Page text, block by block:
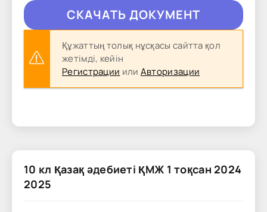
CКAЧAТЬ ДОКУМЕНТ
Құжаттың толық нұсқасы сайтта қол
жетімді, кейін
Регистрации или Авторизации
10 кл Қазақ әдебиеті ҚМЖ 1 тоқсан 2024
2025